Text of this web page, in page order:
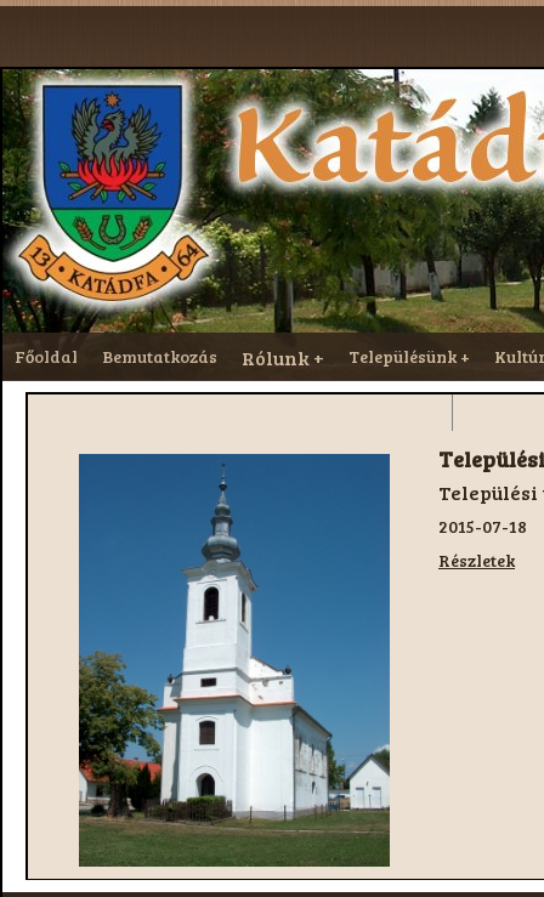
Főoldal Bemutatkozás Rólunk Településünk
2015-07-18
Részletek